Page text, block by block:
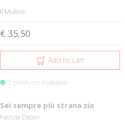
Il Mulino
€ 35,50
Add to cart
2 products available
Sei sempre più strana zia
Patrizia Ciccani